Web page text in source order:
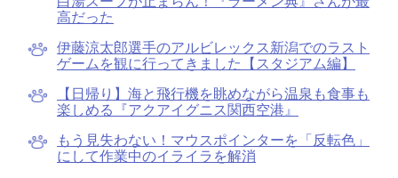
高だった
伊藤涼太郎選手のアルビレックス新潟でのラスト
ゲームを観に行ってきました【スタジアム編】
【日帰り】海と飛行機を眺めながら温泉も食事も
楽しめる『アクアイグニス関西空港』
もう見失わない！マウスポインターを「反転色」
にして作業中のイライラを解消